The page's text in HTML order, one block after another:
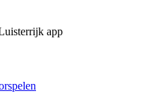
app